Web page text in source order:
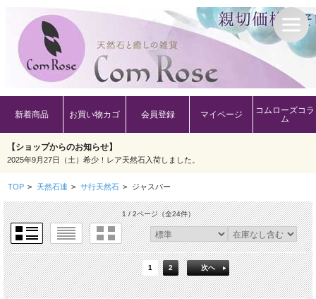
新着商品 お買い物カゴ 会員登録 マイページ
コムローズコラ
ム
【ショップからのお知らせ】
2025年9月27日（土）希少！レア天然石入荷しました。
TOP > 天然石連 > サ行天然石 > ジャスパー
1 / 2ページ（全24件）
1 2 次へ